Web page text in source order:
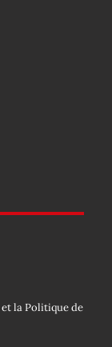
et laPolitique de